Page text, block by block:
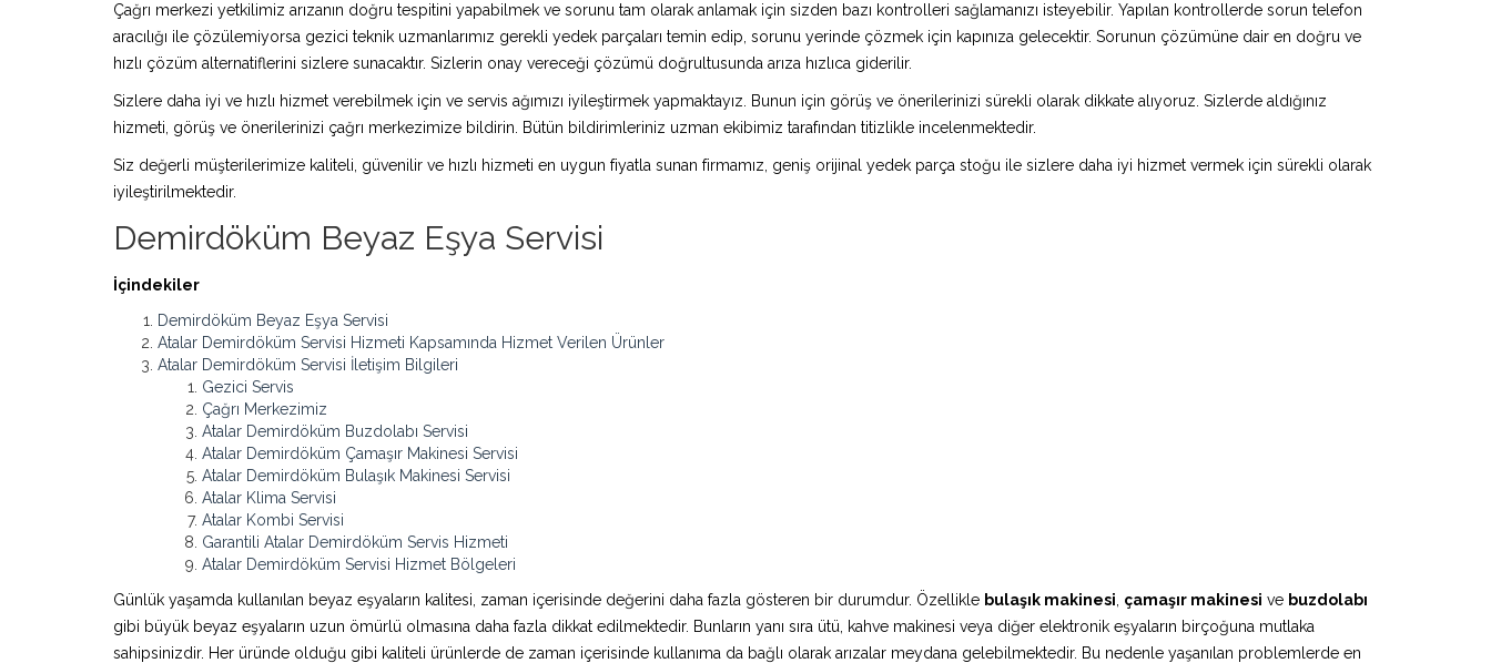
Çağrı merkezi yetkilimiz arızanın doğru tespitini yapabilmek ve sorunu tam olarak anlamak için sizden bazı kontrolleri sağlamanızı isteyebilir. Yapılan kontrollerde sorun telefon
aracılığı ile çözülemiyorsa gezici teknik uzmanlarımız gerekli yedek parçaları temin edip, sorunu yerinde çözmek için kapınıza gelecektir. Sorunun çözümüne dair en doğru ve
hızlı çözüm alternatiflerini sizlere sunacaktır. Sizlerin onay vereceği çözümü doğrultusunda arıza hızlıca giderilir.
Sizlere daha iyi ve hızlı hizmet verebilmek için ve servis ağımızı iyileştirmek yapmaktayız. Bunun için görüş ve önerilerinizi sürekli olarak dikkate alıyoruz. Sizlerde aldığınız
hizmeti, görüş ve önerilerinizi çağrı merkezimize bildirin. Bütün bildirimleriniz uzman ekibimiz tarafından titizlikle incelenmektedir.
Siz değerli müşterilerimize kaliteli, güvenilir ve hızlı hizmeti en uygun fiyatla sunan firmamız, geniş orijinal yedek parça stoğu ile sizlere daha iyi hizmet vermek için sürekli olarak
iyileştirilmektedir.
Demirdöküm Beyaz Eşya Servisi
İçindekiler
Demirdöküm Beyaz Eşya Servisi
Atalar Demirdöküm Servisi Hizmeti Kapsamında Hizmet Verilen Ürünler
Atalar Demirdöküm Servisi İletişim Bilgileri
Gezici Servis
Çağrı Merkezimiz
Atalar Demirdöküm Buzdolabı Servisi
Atalar Demirdöküm Çamaşır Makinesi Servisi
Atalar Demirdöküm Bulaşık Makinesi Servisi
Atalar Klima Servisi
Atalar Kombi Servisi
Garantili Atalar Demirdöküm Servis Hizmeti
Atalar Demirdöküm Servisi Hizmet Bölgeleri
Günlük yaşamda kullanılan beyaz eşyaların kalitesi, zaman içerisinde değerini daha fazla gösteren bir durumdur. Özellikle bulaşık makinesi çamaşır makinesi ve buzdolabı
gibi büyük beyaz eşyaların uzun ömürlü olmasına daha fazla dikkat edilmektedir. Bunların yanı sıra ütü, kahve makinesi veya diğer elektronik eşyaların birçoğuna mutlaka
sahipsinizdir. Her üründe olduğu gibi kaliteli ürünlerde de zaman içerisinde kullanıma da bağlı olarak arızalar meydana gelebilmektedir. Bu nedenle yaşanılan problemlerde en